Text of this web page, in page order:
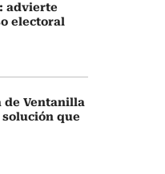
advierte
electoral
de Ventanilla
solución que